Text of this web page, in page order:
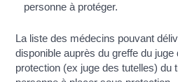
personne à protéger.
La liste des médecins pouvant
disponible auprès du greffe du
protection (ex juge des tutelles) du